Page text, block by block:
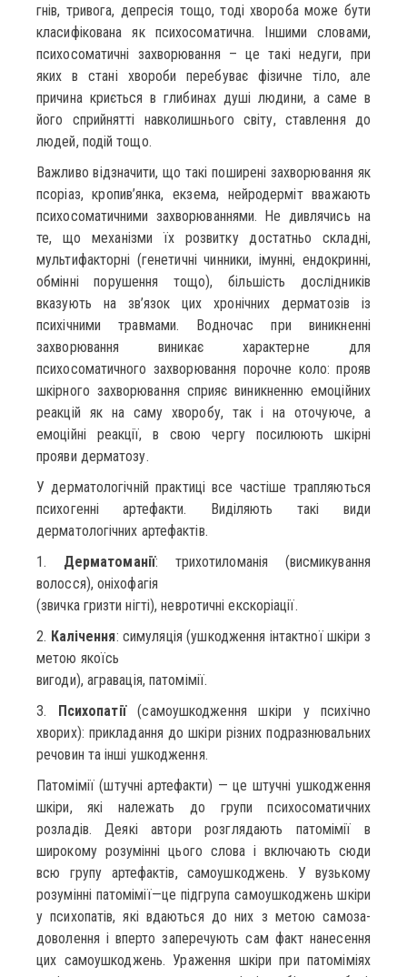
гнів, тривога, депресія тощо, тоді хвороба може бути
класифікована як психосоматична. Іншими словами,
психосоматичні захворювання – це такі недуги, при
яких в стані хвороби перебуває фізичне тіло, але
причина криється в глибинах душі людини, а саме в
його сприйнятті навколишнього світу, ставлення до
людей, подій тощо.
Важливо відзначити, що такі поширені захворювання як
псоріаз, кропив’янка, екзема, нейродерміт вважають
психосоматичними захворюваннями. Не дивлячись на
те, що механізми їх розвитку достатньо складні,
мультифакторні (генетичні чинники, імунні, ендокринні,
обмінні порушення тощо), більшість дослідників
вказують на зв’язок цих хронічних дерматозів із
психічними травмами. Водночас при виникненні
захворювання виникає характерне для
психосоматичного захворювання порочне коло: прояв
шкірного захворювання сприяє виникненню емоційних
реакцій як на саму хворобу, так і на оточуюче, а
емоційні реакції, в свою чергу посилюють шкірні
прояви дерматозу.
У дерматологічній практиці все частіше трапляються
психогенні артефакти. Виді­ляють такі види
дерматологічних артефактів.
1. Дерматоманії: трихотиломанія (висмикування
волосся), оніхофагія
(звичка гризти нігті), невротичні екскоріації.
2. Калічення: симуляція (ушкодження інтактної шкіри з
метою якоїсь
вигоди), агравація, патомімії.
3. Психопатії(самоушкодження шкіри у психічно
хворих): прикла­дання до шкіри різних подразнювальних
речовин та інші ушкодження.
Патомімії (штучні артефакти) — це штучні ушкодження
шкіри, які належать до групи психосоматичних
розладів. Деякі автори розглядають патомімії в
широкому розумінні цього слова і включають сюди
всю групу артефактів, самоушкоджень. У вузькому
розумінні патомімії—це підгрупа самоушкоджень шкіри
у психопатів, які вдаються до них з метою самоза­
доволення і вперто заперечують сам факт нанесення
цих самоушкоджень. Ураження шкіри при патоміміях